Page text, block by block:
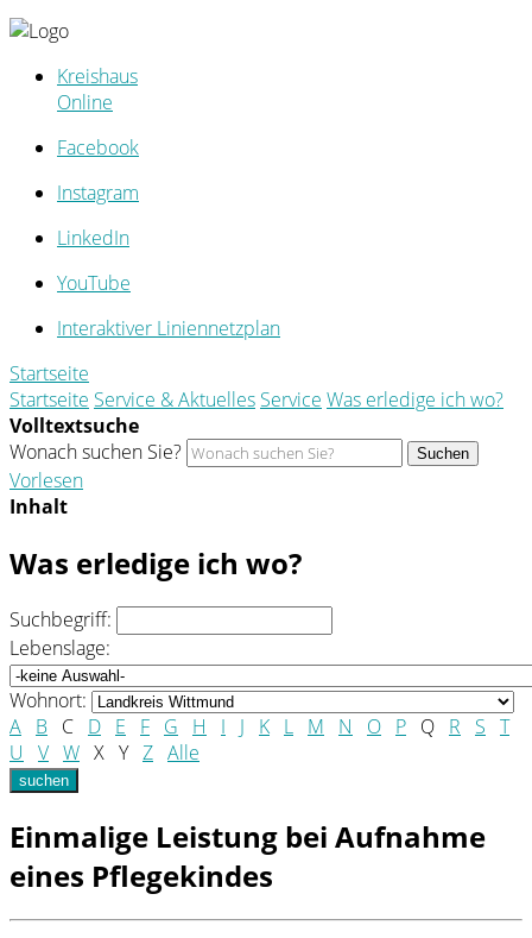
Kreishaus
Online
Facebook
Instagram
LinkedIn
YouTube
Interaktiver Liniennetzplan
Startseite
Startseite Service & Aktuelles Service Was erledige ich wo?
Volltextsuche
Wonach suchen Sie?
Suchen
Vorlesen
Inhalt
Was erledige ich wo?
Suchbegriff:
Lebenslage:
Wohnort:
A B C D E F G H I J K L M N O P Q R S T
U
V W X Y Z Alle
suchen
Einmalige Leistung bei Aufnahme
eines Pflegekindes